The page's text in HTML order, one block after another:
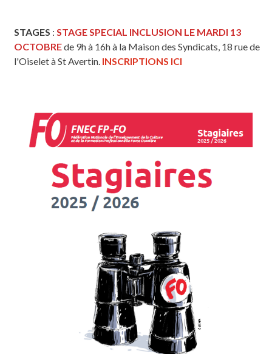
STAGES : STAGE SPECIAL INCLUSION LE MARDI 13
OCTOBREde 9h à 16h à la Maison des Syndicats, 18 rue de
l'Oiselet à St Avertin. INSCRIPTIONS ICI